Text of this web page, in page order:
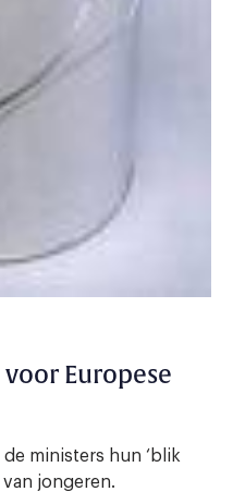
Europese
ministers hun ‘blik
jongeren.